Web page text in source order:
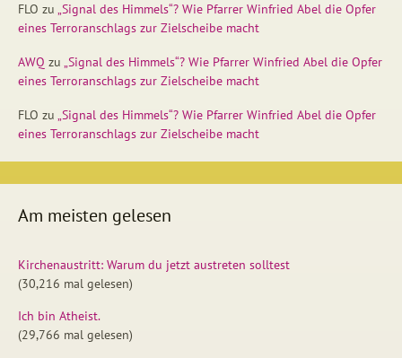
FLO zu „Signal des Himmels“? Wie Pfarrer Winfried Abel die Opfer
eines Terroranschlags zur Zielscheibe macht
AWQ zu „Signal des Himmels“? Wie Pfarrer Winfried Abel die Opfer
eines Terroranschlags zur Zielscheibe macht
FLO zu „Signal des Himmels“? Wie Pfarrer Winfried Abel die Opfer
eines Terroranschlags zur Zielscheibe macht
Am meisten gelesen
Kirchenaustritt: Warum du jetzt austreten solltest
(30,216 mal gelesen)
Ich bin Atheist.
(29,766 mal gelesen)